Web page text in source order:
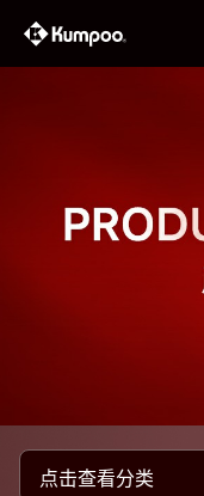
点击查看分类